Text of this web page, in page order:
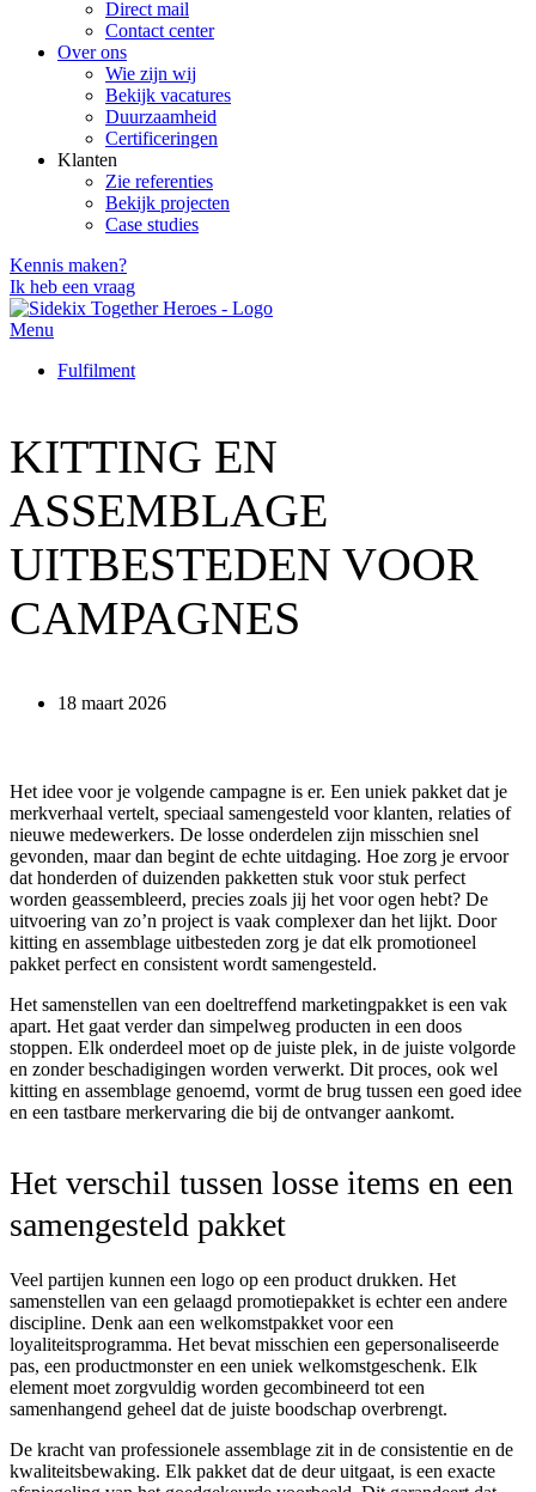
Direct mail
Contact center
Over ons
Wie zijn wij
Bekijk vacatures
Duurzaamheid
Certificeringen
Klanten
Zie referenties
Bekijk projecten
Case studies
Kennis maken?
Ik heb een vraag
Menu
Fulfilment
KITTING EN
ASSEMBLAGE
UITBESTEDEN VOOR
CAMPAGNES
18 maart 2026
Het idee voor je volgende campagne is er. Een uniek pakket dat je
merkverhaal vertelt, speciaal samengesteld voor klanten, relaties of
nieuwe medewerkers. De losse onderdelen zijn misschien snel
gevonden, maar dan begint de echte uitdaging. Hoe zorg je ervoor
dat honderden of duizenden pakketten stuk voor stuk perfect
worden geassembleerd, precies zoals jij het voor ogen hebt? De
uitvoering van zo’n project is vaak complexer dan het lijkt. Door
kitting en assemblage uitbesteden zorg je dat elk promotioneel
pakket perfect en consistent wordt samengesteld.
Het samenstellen van een doeltreffend marketingpakket is een vak
apart. Het gaat verder dan simpelweg producten in een doos
stoppen. Elk onderdeel moet op de juiste plek, in de juiste volgorde
en zonder beschadigingen worden verwerkt. Dit proces, ook wel
kitting en assemblage genoemd, vormt de brug tussen een goed idee
en een tastbare merkervaring die bij de ontvanger aankomt.
Het verschil tussen losse items en een
samengesteld pakket
Veel partijen kunnen een logo op een product drukken. Het
samenstellen van een gelaagd promotiepakket is echter een andere
discipline. Denk aan een welkomstpakket voor een
loyaliteitsprogramma. Het bevat misschien een gepersonaliseerde
pas, een productmonster en een uniek welkomstgeschenk. Elk
element moet zorgvuldig worden gecombineerd tot een
samenhangend geheel dat de juiste boodschap overbrengt.
De kracht van professionele assemblage zit in de consistentie en de
kwaliteitsbewaking. Elk pakket dat de deur uitgaat, is een exacte